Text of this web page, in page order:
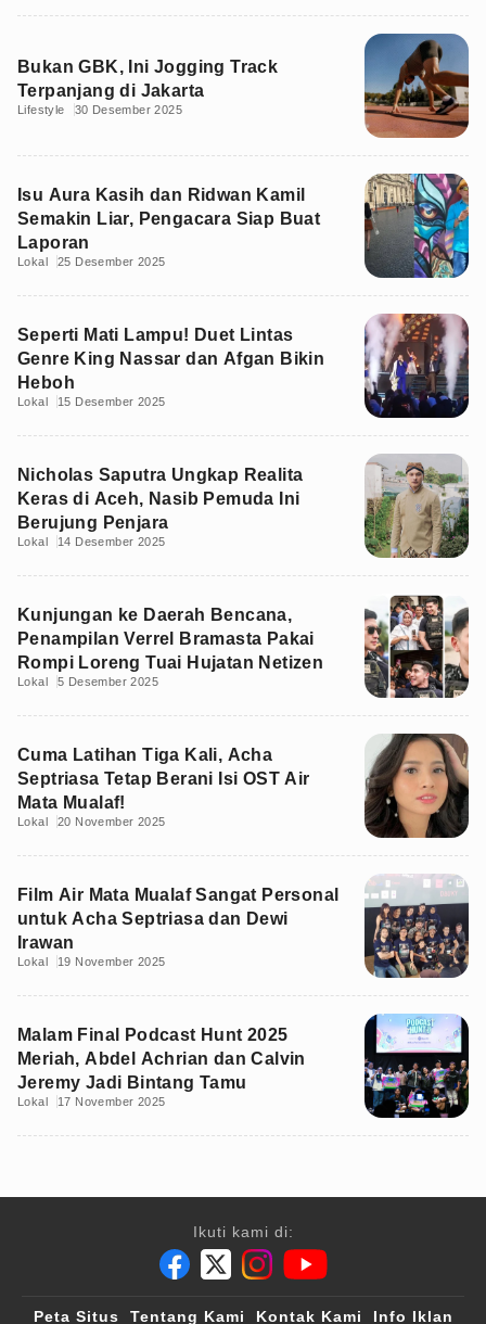
Bukan GBK, Ini Jogging Track
Terpanjang di Jakarta
Lifestyle 30 Desember 2025
Isu Aura Kasih dan Ridwan Kamil
Semakin Liar, Pengacara Siap Buat
Laporan
Lokal 25 Desember 2025
Seperti Mati Lampu! Duet Lintas
Genre King Nassar dan Afgan Bikin
Heboh
Lokal 15 Desember 2025
Nicholas Saputra Ungkap Realita
Keras di Aceh, Nasib Pemuda Ini
Berujung Penjara
Lokal 14 Desember 2025
Kunjungan ke Daerah Bencana,
Penampilan Verrel Bramasta Pakai
Rompi Loreng Tuai Hujatan Netizen
Lokal 5 Desember 2025
Cuma Latihan Tiga Kali, Acha
Septriasa Tetap Berani Isi OST Air
Mata Mualaf!
Lokal 20 November 2025
Film Air Mata Mualaf Sangat Personal
untuk Acha Septriasa dan Dewi
Irawan
Lokal 19 November 2025
Malam Final Podcast Hunt 2025
Meriah, Abdel Achrian dan Calvin
Jeremy Jadi Bintang Tamu
Lokal 17 November 2025
Ikuti kami di:
Peta Situs Tentang Kami Kontak Kami Info Iklan